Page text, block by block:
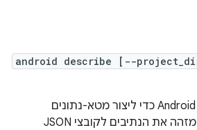
android describe [--
מנתח פרויקט Android כדי ליצור מטא-נתונים
תיאוריים. הפקודה הזו מזהה את הנתיבים לקובצי JSON